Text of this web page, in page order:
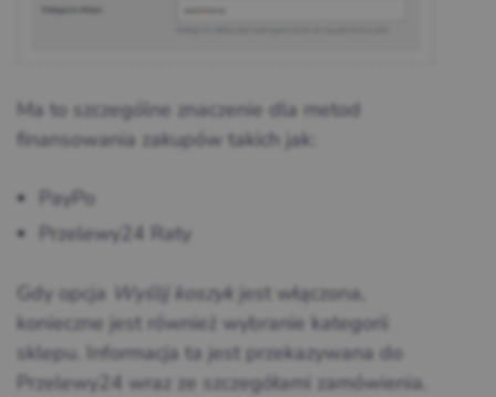
Ma to szczególne znaczenie dla metod
finansowania zakupów takich jak:
PayPo
Przelewy24 Raty
Gdy opcja Wyślij koszyk jest włączona,
konieczne jest również wybranie kategorii
sklepu. Informacja ta jest przekazywana do
Przelewy24 wraz ze szczegółami zamówienia.